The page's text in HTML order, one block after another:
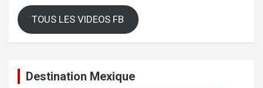
TOUS LES VIDEOS FB
Destination Mexique